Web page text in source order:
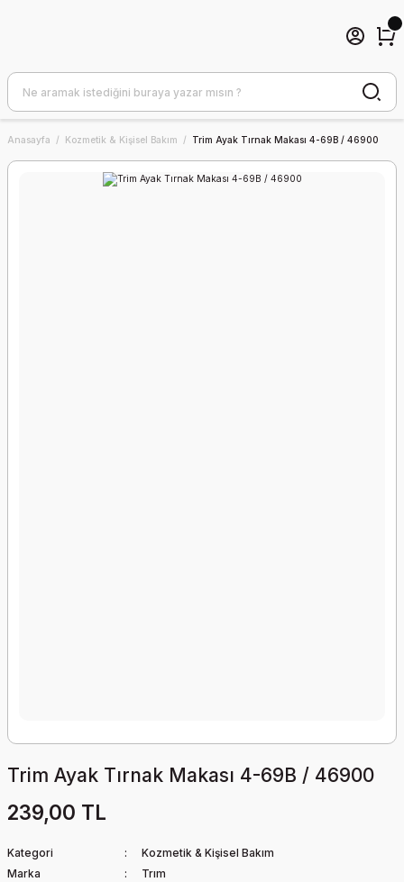
Anasayfa Kozmetik & Kişisel Bakım Trim Ayak Tırnak Makası 4-69B / 46900
Trim Ayak Tırnak Makası 4-69B / 46900
239,00 TL
Kategori
Kozmetik & Kişisel Bakım
Marka
Trım